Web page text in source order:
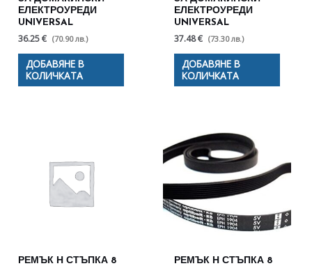
ЕЛЕКТРОУРЕДИ
UNIVERSAL
36.25 € (70.90 лв.)
ДОБАВЯНЕ В
КОЛИЧКАТА
ЕЛЕКТРОУРЕДИ
UNIVERSAL
37.48 € (73.30 лв.)
ДОБАВЯНЕ В
КОЛИЧКАТА
РЕМЪК Н СТЪПКА 8
РЕМЪК Н СТЪПКА 8